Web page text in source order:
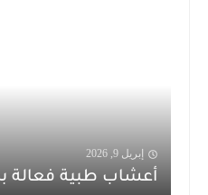
إبريل 9, 2026
أعشاب طبية فعالة